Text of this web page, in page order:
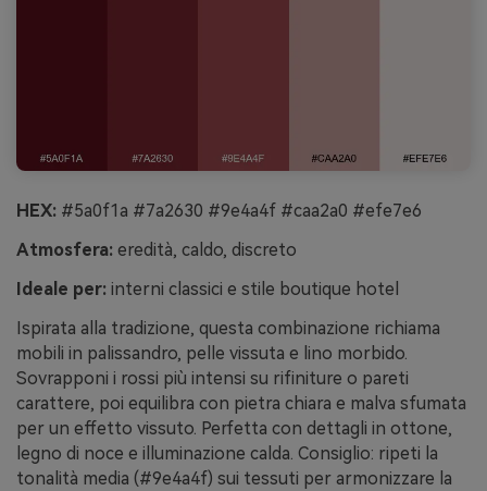
HEX: #5a0f1a #7a2630 #9e4a4f #caa2a0 #efe7e6
Atmosfera: eredità, caldo, discreto
Ideale per: interni classici e stile boutique hotel
Ispirata alla tradizione, questa combinazione richiama
mobili in palissandro, pelle vissuta e lino morbido.
Sovrapponi i rossi più intensi su rifiniture o pareti
carattere, poi equilibra con pietra chiara e malva sfumata
per un effetto vissuto. Perfetta con dettagli in ottone,
legno di noce e illuminazione calda. Consiglio: ripeti la
tonalità media (#9e4a4f) sui tessuti per armonizzare la